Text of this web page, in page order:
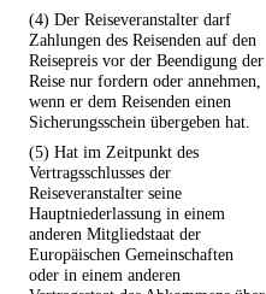
(4) Der Reiseveranstalter darf
Zahlungen des Reisenden auf den
Reisepreis vor der Beendigung der
Reise nur fordern oder annehmen,
wenn er dem Reisenden einen
Sicherungsschein übergeben hat.
(5) Hat im Zeitpunkt des
Vertragsschlusses der
Reiseveranstalter seine
Hauptniederlassung in einem
anderen Mitgliedstaat der
Europäischen Gemeinschaften
oder in einem anderen